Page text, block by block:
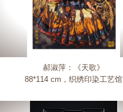
郝淑萍：《天歌》
88*114 cm，织绣印染工艺馆